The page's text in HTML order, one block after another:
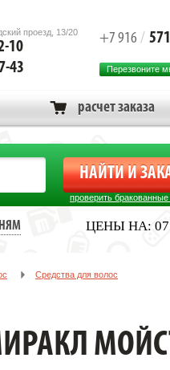
проезд, 13/20
10
43
+7 916 /
Перезвоните
расчет заказа
проверить
ЦЕНЫ НА:
Средства для волос